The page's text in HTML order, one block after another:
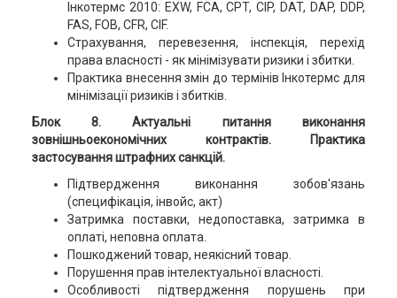
Інкотермс 2010: EXW, FCA, CPT, CIP, DAT, DAP, DDP,
FAS, FOB, CFR, CIF.
Страхування, перевезення, інспекція, перехід
права власності - як мінімізувати ризики і збитки.
Практика внесення змін до термінів Інкотермс для
мінімізації ризиків і збитків.
Блок 8. Актуальні питання виконання
зовнішньоекономічних контрактів. Практика
застосування штрафних санкцій.
Підтвердження виконання зобов'язань
(специфікація, інвойс, акт)
Затримка поставки, недопоставка, затримка в
оплаті, неповна оплата.
Пошкоджений товар, неякісний товар.
Порушення прав інтелектуальної власності.
Особливості підтвердження порушень при